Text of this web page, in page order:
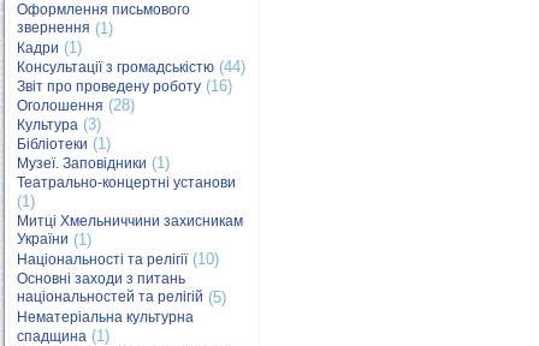
Оформлення письмового
звернення (1)
Кадри (1)
Консультації з громадськістю (44)
Звіт про проведену роботу (16)
Оголошення (28)
Культура (3)
Бібліотеки (1)
Музеї. Заповідники (1)
Театрально-концертні установи
(1)
Митці Хмельниччини захисникам
України (1)
Національності та релігії(10)
Основні заходи з питань
національностей та релігій (5)
Нематеріальна культурна
спадщина (1)